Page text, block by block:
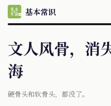
基本常识
文人风骨，消
海
硬骨头和软骨头，都没了。